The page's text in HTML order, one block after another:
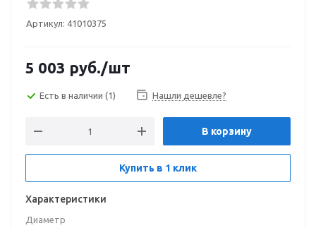
Артикул: 41010375
5 003 руб./шт
Есть в наличии (1) Нашли дешевле?
В корзину
Купить в 1 клик
Характеристики
Диаметр